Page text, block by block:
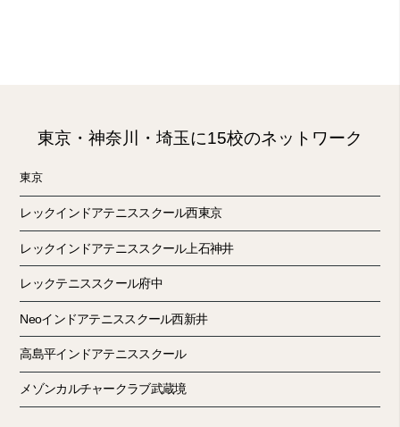
東京・神奈川・埼玉に15校のネットワーク
東京
レックインドアテニススクール西東京
レックインドアテニススクール上石神井
レックテニススクール府中
Neoインドアテニススクール西新井
高島平インドアテニススクール
メゾンカルチャークラブ武蔵境